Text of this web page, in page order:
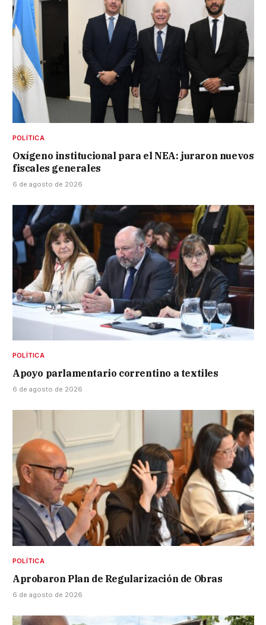
POLÍTICA
Oxígeno institucional para el NEA: juraron nuevos
fiscales generales
6 de agosto de 2026
POLÍTICA
Apoyo parlamentario correntino a textiles
6 de agosto de 2026
POLÍTICA
Aprobaron Plan de Regularización de Obras
6 de agosto de 2026